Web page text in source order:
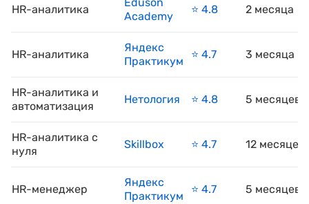
HR-аналитика
Eduson
Academy
⭐️ 4.8 2 месяца
HR-аналитика
Яндекс
Практикум
⭐️ 4.7 3 месяца
HR-аналитика и
автоматизация
Нетология ⭐️ 4.8 5 месяцев
HR-аналитика с
нуля
Skillbox ⭐️ 4.7 12 месяцев
HR-менеджер
Яндекс
Практикум
⭐️ 4.7 5 месяцев